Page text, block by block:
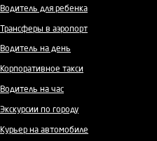
Водитель для ребенка
Трансферы в аэропорт
Водитель на день
Корпоративное такси
Водитель на час
Экскурсии по городу
Курьер на автомобиле